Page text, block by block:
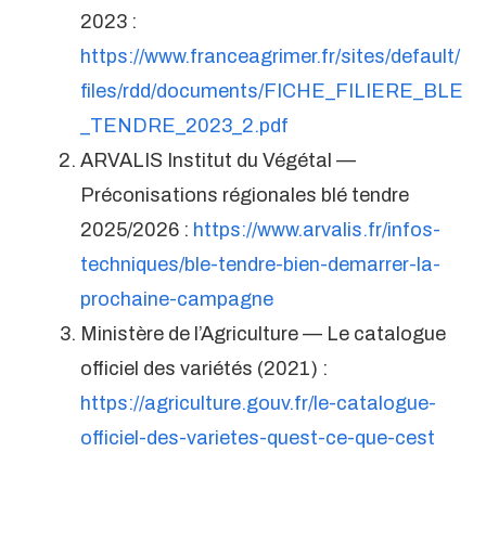
2023 :
https://www.franceagrimer.fr/sites/default/
files/rdd/documents/FICHE_FILIERE_BLE
_TENDRE_2023_2.pdf
ARVALIS Institut du Végétal —
Préconisations régionales blé tendre
2025/2026 : https://www.arvalis.fr/infos-
techniques/ble-tendre-bien-demarrer-la-
prochaine-campagne
Ministère de l’Agriculture — Le catalogue
officiel des variétés (2021) :
https://agriculture.gouv.fr/le-catalogue-
officiel-des-varietes-quest-ce-que-cest